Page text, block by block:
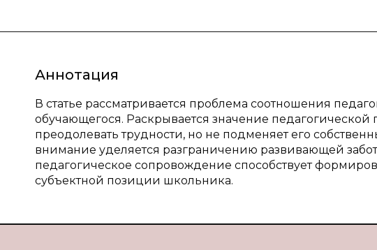
Аннотация
В статье рассматривается проблема соотношения
обучающегося. Раскрывается значение
преодолевать трудности, но не подменяет его
внимание уделяется разграничению развивающей
педагогическое сопровождение способствует
субъектной позиции школьника.